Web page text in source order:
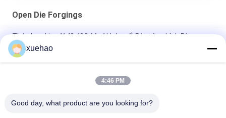
Open Die Forgings
Thép hợp kim 4140 42CrMo4 khớp nối Rèn tùy chỉnh Rèn
khuôn hở
Tiêu chuẩn ASTM DIN EN AISI 4340 40CrNi2Mo 1.6511
xuehao
4:46 PM
Good day, what product are you looking for?